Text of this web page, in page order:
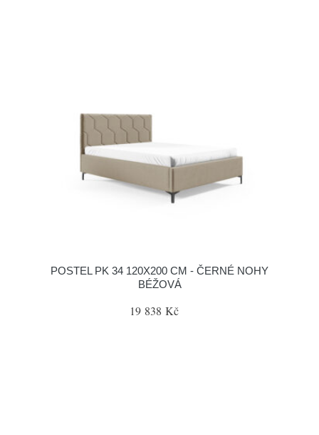
POSTEL PK 34 120X200 CM - ČERNÉ NOHY
BÉŽOVÁ
19 838 Kč